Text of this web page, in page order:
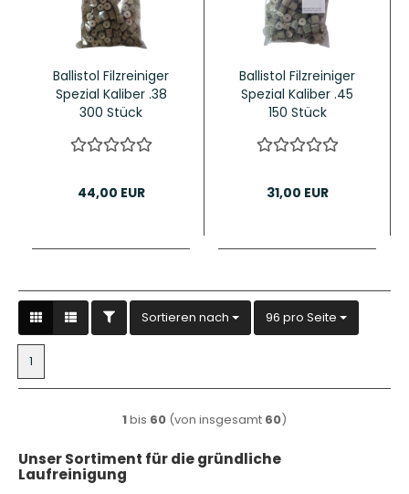
Ballistol Filzreiniger
Spezial Kaliber .38
300 Stück
44,00 EUR
Ballistol Filzreiniger
Spezial Kaliber .45
150 Stück
31,00 EUR
FILTERSortieren nach
Sortieren nach 96 pro Seite
pro Seite
1
1bis 60 (von insgesamt 60)
Unser Sortiment für die gründliche
Laufreinigung